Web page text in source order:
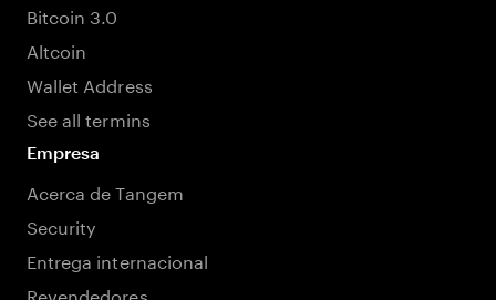
Bitcoin 3.0
Altcoin
Wallet Address
See all termins
Empresa
Acerca de Tangem
Security
Entrega internacional
Revendedores